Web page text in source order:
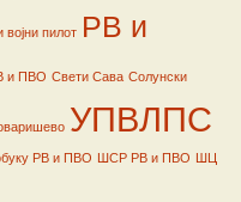
војни пилот РВ и
и ПВО Свети Сава Солунски
УПВЛПС
РВ и ПВО ШСР РВ и ПВО ШЦ